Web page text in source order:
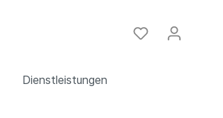
Dienstleistungen